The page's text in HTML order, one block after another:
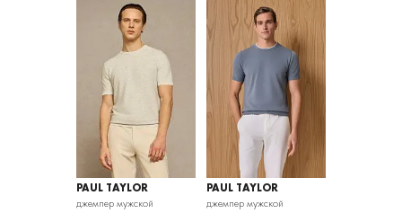
PAUL TAYLOR
джемпер мужской
PAUL TAYLOR
джемпер мужской